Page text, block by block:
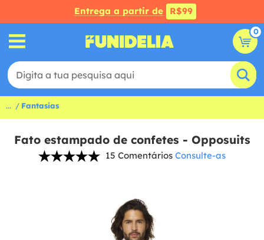
Entrega a partir de R$99
0
... Fantasias
Fato estampado de confetes - Opposuits
15 Comentários Consulte-as